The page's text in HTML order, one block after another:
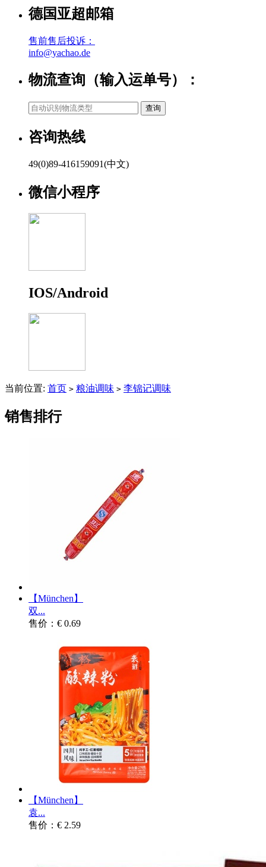
德国亚超邮箱
售前售后投诉：
info@yachao.de
物流查询（输入运单号）：
咨询热线
49(0)89-416159091(中文)
微信小程序
IOS/Android
当前位置: 首页 > 粮油调味 > 李锦记调味
销售排行
【München】
双...
售价：€ 0.69
【München】
袁...
售价：€ 2.59